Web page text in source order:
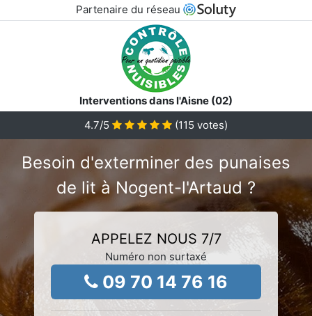
Partenaire du réseau
Interventions dans l'Aisne (02)
4.7/5 (115 votes)
Besoin d'exterminer des punaises
de lit à Nogent-l'Artaud ?
APPELEZ NOUS 7/7
Numéro non surtaxé
09 70 14 76 16